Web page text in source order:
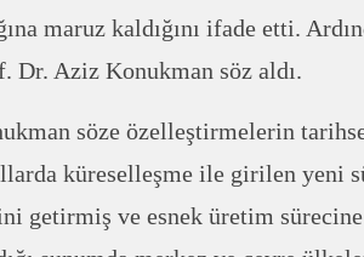
maruz kaldığını ifade etti.
Dr. Aziz Konukman söz aldı.
söze özelleştirmelerin
küreselleşme ile girilen yeni
getirmiş ve esnek üretim